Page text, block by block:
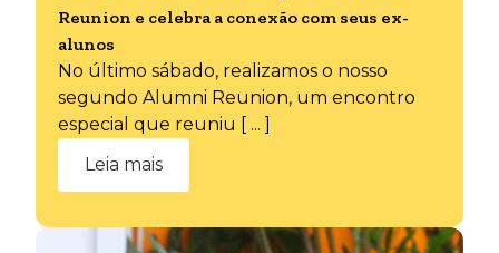
Reunion e celebra a conexão com seus ex-
alunos
No último sábado, realizamos o nosso
segundo Alumni Reunion, um encontro
especial que reuniu [ ... ]
Leia mais